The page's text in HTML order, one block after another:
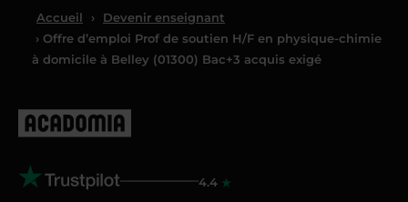
Accueil ›
Devenir enseignant
› Offre d’emploi Prof de soutien H/F en physique-chimie
à domicile à Belley (01300) Bac+3 acquis exigé
4.4